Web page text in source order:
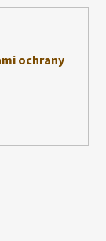
ochrany